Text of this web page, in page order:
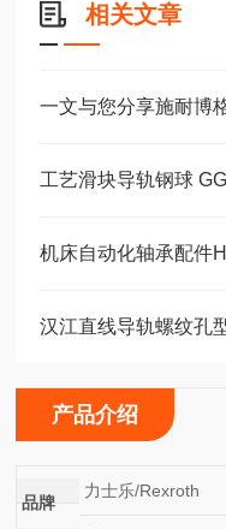
相关文章
一文与您分享施耐博
产品介绍
品牌
力士乐/Rexroth